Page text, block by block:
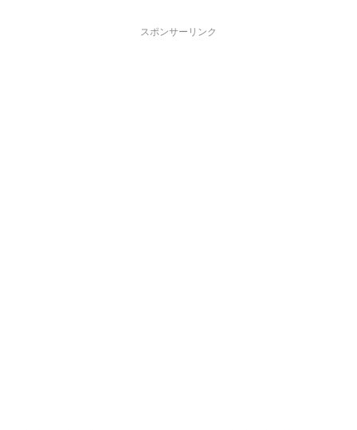
スポンサーリンク